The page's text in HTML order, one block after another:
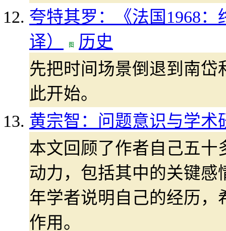
夸特其罗：《法国1968
译）
历史
先把时间场景倒退到南岱
此开始。
黄宗智：问题意识与学术
本文回顾了作者自己五
动力，包括其中的关键
年学者说明自己的经历
作用。